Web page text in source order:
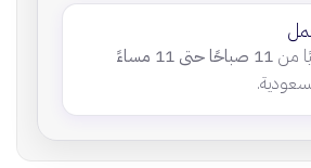
من 11 صباحًا حتى 11 مساءً